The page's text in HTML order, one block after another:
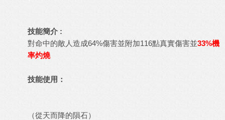
技能簡介 :
對命中的敵人造成64%傷害並附加116點真實傷害並33%機
率灼燒
技能使用：
（從天而降的隕石）